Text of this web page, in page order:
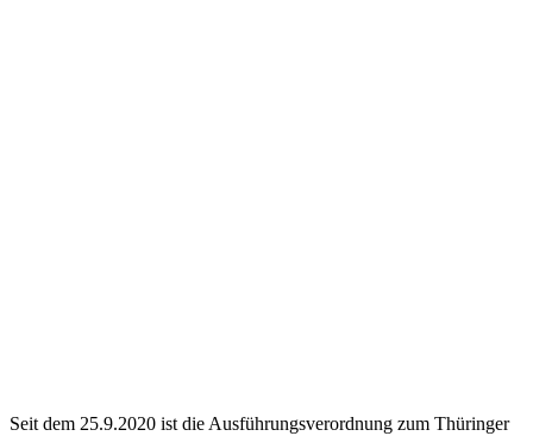
Seit dem 25.9.2020 ist die Ausführungsverordnung zum Thüringer